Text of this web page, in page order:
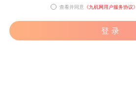
查看并同意 《九机网用户服务协议》
登 录